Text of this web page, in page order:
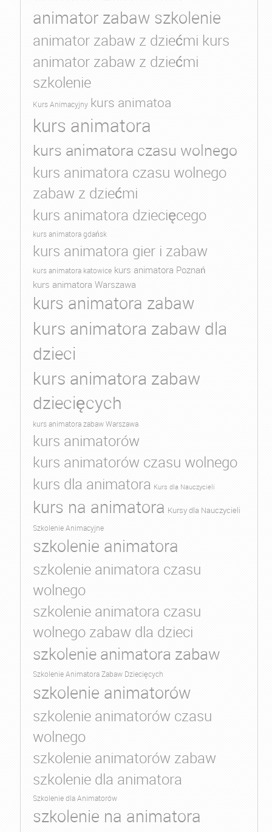
animator zabaw szkolenie
animator zabaw z dziećmi kurs
animator zabaw z dziećmi
szkolenie
Kurs Animacyjny kurs animatoa
kurs animatora
kurs animatora czasu wolnego
kurs animatora czasu wolnego
zabaw z dziećmi
kurs animatora dziecięcego
kurs animatora gdańsk
kurs animatora gier i zabaw
kurs animatora katowice kurs animatora Poznań
kurs animatora Warszawa
kurs animatora zabaw
kurs animatora zabaw dla
dzieci
kurs animatora zabaw
dziecięcych
kurs animatora zabaw Warszawa
kurs animatorów
kurs animatorów czasu wolnego
kurs dla animatora Kurs dla Nauczycieli
kurs na animatora Kursy dla Nauczycieli
Szkolenie Animacyjne
szkolenie animatora
szkolenie animatora czasu
wolnego
szkolenie animatora czasu
wolnego zabaw dla dzieci
szkolenie animatora zabaw
Szkolenie Animatora Zabaw Dziecięcych
szkolenie animatorów
szkolenie animatorów czasu
wolnego
szkolenie animatorów zabaw
szkolenie dla animatora
Szkolenie dla Animatorów
szkolenie na animatora